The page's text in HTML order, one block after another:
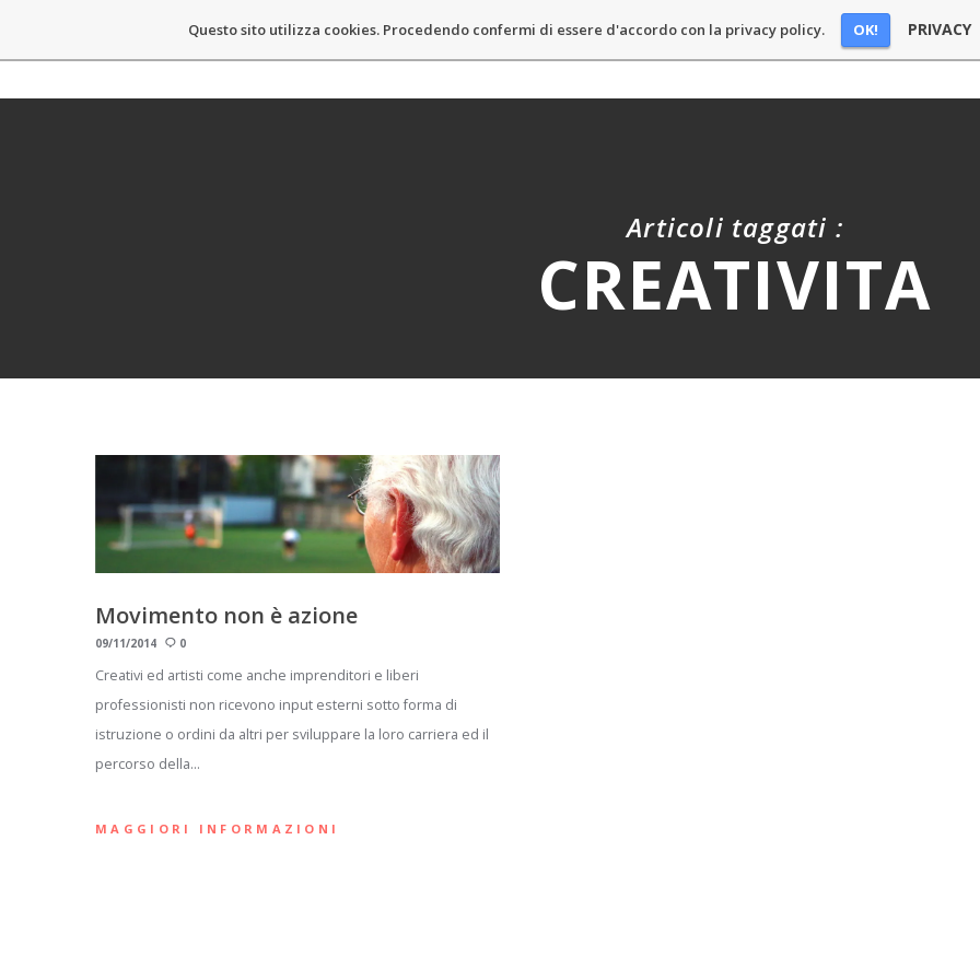
Questo sito utilizza cookies. Procedendo confermi di essere d'accordo con la privacy policy. OK! PRIVACY
SPONSOR
Articoli taggati :
CREATIVITA
Movimento non è azione
09/11/2014 0
Creativi ed artisti come anche imprenditori e liberi
professionisti non ricevono input esterni sotto forma di
istruzione o ordini da altri per sviluppare la loro carriera ed il
percorso della…
MAGGIORI INFORMAZIONI